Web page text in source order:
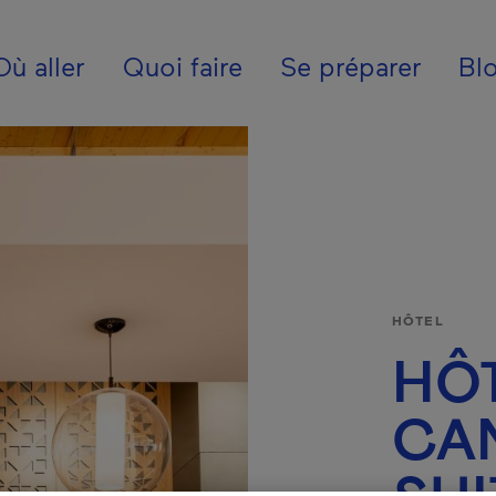
- Fr -
aller Quoi faire Se préparer
HÔTEL